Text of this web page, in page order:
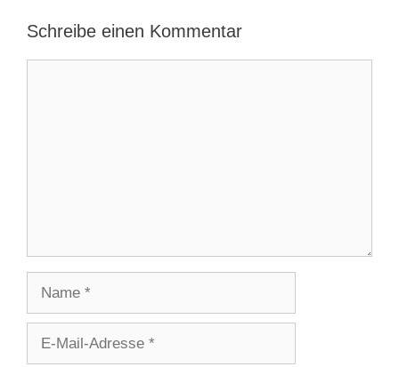
Schreibe einen Kommentar